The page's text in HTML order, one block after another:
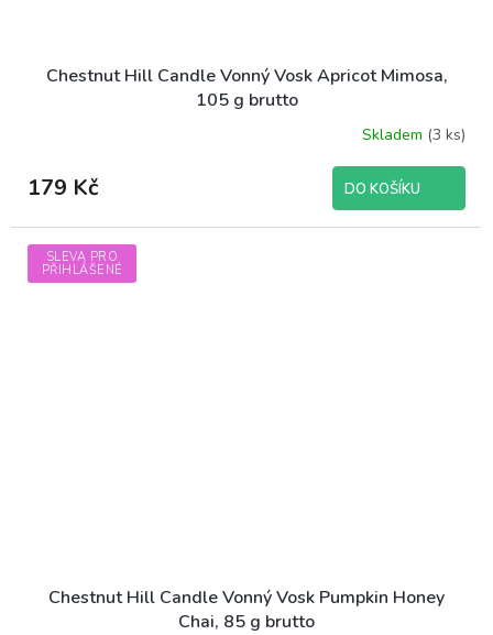
Chestnut Hill Candle Vonný Vosk Apricot Mimosa,
105 g brutto
Skladem (3 ks)
179 Kč DO KOŠÍKU
SLEVA PRO
PŘIHLÁŠENÉ
Chestnut Hill Candle Vonný Vosk Pumpkin Honey
Chai, 85 g brutto